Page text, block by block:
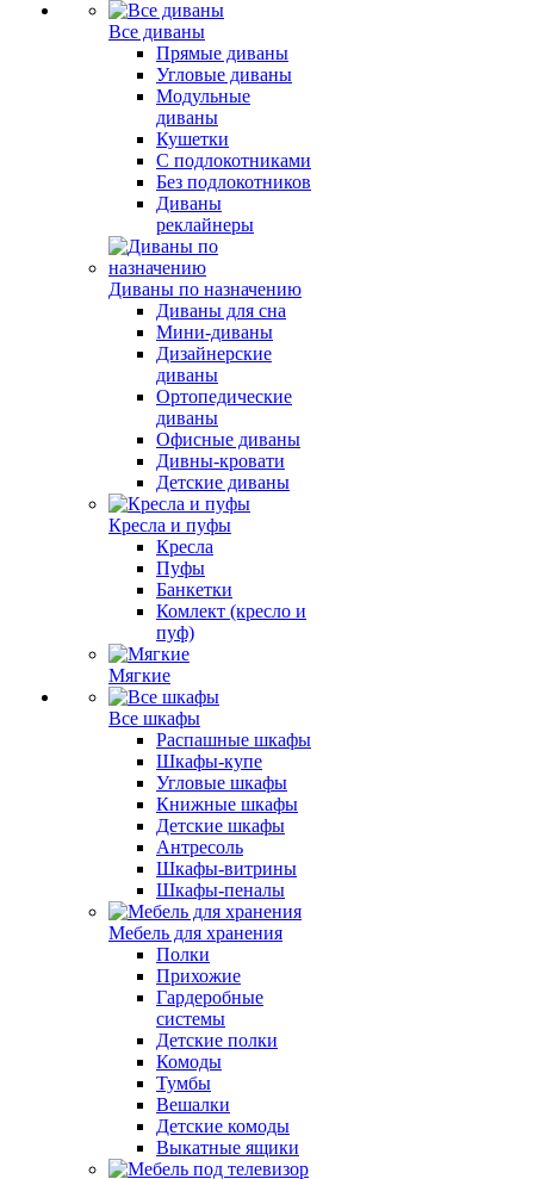
Все диваны
Прямые диваны
Угловые диваны
Модульные
диваны
Кушетки
С подлокотниками
Без подлокотников
Диваны
реклайнеры
Диваны по назначению
Диваны для сна
Мини-диваны
Дизайнерские
диваны
Ортопедические
диваны
Офисные диваны
Дивны-кровати
Детские диваны
Кресла и пуфы
Кресла
Пуфы
Банкетки
Комлект (кресло и
пуф)
Мягкие
Все шкафы
Распашные шкафы
Шкафы-купе
Угловые шкафы
Книжные шкафы
Детские шкафы
Антресоль
Шкафы-витрины
Шкафы-пеналы
Мебель для хранения
Полки
Прихожие
Гардеробные
системы
Детские полки
Комоды
Тумбы
Вешалки
Детские комоды
Выкатные ящики